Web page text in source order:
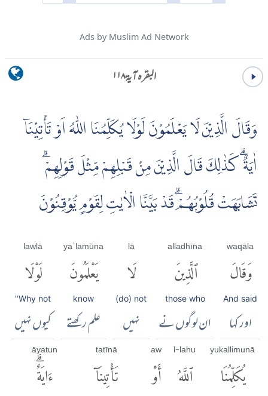
Ads by Muslim Ad Network
البقرہ آية ۱۱۸
وَقَالَ الَّذِيْنَ لَا يَعْلَمُوْنَ لَوْلَا يُكَلِّمُنَا اللّٰهُ اَوْ تَأْتِيْنَاۤ
اٰيَةٌ ۗ كَذٰلِكَ قَالَ الَّذِيْنَ مِنْ قَبْلِهِمْ مِّثْلَ قَوْلِهِمْۗ
تَشَابَهَتْ قُلُوْبُهُمْۗ قَدْ بَيَّنَّا الْاٰيٰتِ لِقَوْمٍ يُّوْقِنُوْنَ
waqāla
وَقَالَ
And said
اور کہا
alladhīna
ٱلَّذِينَ
those who
ان لوگوں نے
lā
لَا
(do) not
نہیں
yaʿlamūna
يَعْلَمُونَ
know
علم رکھتے
lawlā
لَوْلَا
"Why not
کیوں نہیں
yukallimunā
يُكَلِّمُنَا
l-lahu
ٱللَّهُ
aw
أَوْ
tatīnā
تَأْتِينَآ
āyatun
ءَايَةٌۗ